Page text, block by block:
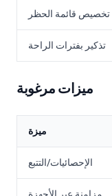
تخصيص قائمة الحظر
تذكير بفترات الراحة
ميزات مرغوبة
ميزة
الإحصائيات/التتبع